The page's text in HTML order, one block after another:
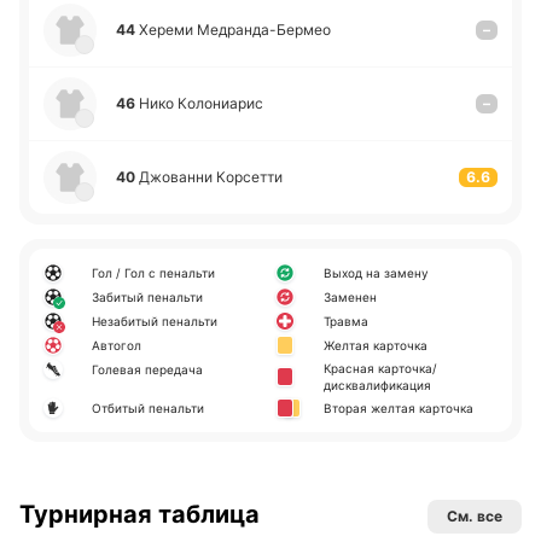
44 Хереми Ме­дра­нда­-Бе­рмео –
46 Нико Ко­ло­ниа­рис –
40 Джо­ва­нни Ко­рсе­тти 6.6
Гол / Гол с пенальти
Забитый пенальти
Незабитый пенальти
Автогол
Голевая передача
Отбитый пенальти
Выход на замену
Заменен
Травма
Желтая карточка
Красная карточка/
дисквалификация
Вторая желтая карточка
Турнирная таблица См. все